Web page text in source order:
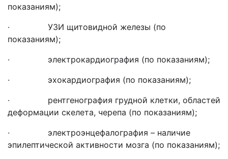
показаниям);
· УЗИ щитовидной железы (по
показаниям);
· электрокардиография (по показаниям);
· эхокардиография (по показаниям);
· рентгенография грудной клетки, областей
деформации скелета, черепа (по показаниям);
· электроэнцефалография – наличие
эпилептической активности мозга (по показаниям);